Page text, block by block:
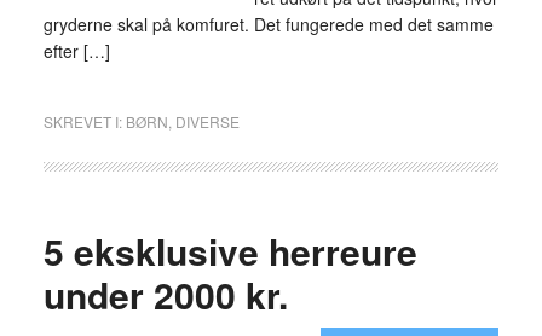
gryderne skal på komfuret. Det fungerede med det samme
efter […]
SKREVET I: BØRN DIVERSE
5 eksklusive herreure
under 2000 kr.